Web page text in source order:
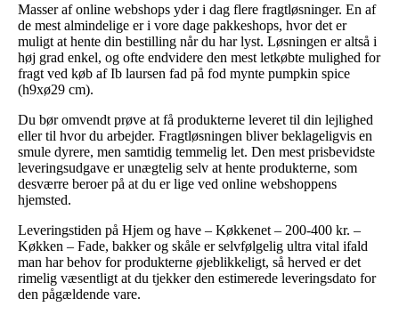
Masser af online webshops yder i dag flere fragtløsninger. En af
de mest almindelige er i vore dage pakkeshops, hvor det er
muligt at hente din bestilling når du har lyst. Løsningen er altså i
høj grad enkel, og ofte endvidere den mest letkøbte mulighed for
fragt ved køb af Ib laursen fad på fod mynte pumpkin spice
(h9xø29 cm).
Du bør omvendt prøve at få produkterne leveret til din lejlighed
eller til hvor du arbejder. Fragtløsningen bliver beklageligvis en
smule dyrere, men samtidig temmelig let. Den mest prisbevidste
leveringsudgave er unægtelig selv at hente produkterne, som
desværre beroer på at du er lige ved online webshoppens
hjemsted.
Leveringstiden på Hjem og have – Køkkenet – 200-400 kr. –
Køkken – Fade, bakker og skåle er selvfølgelig ultra vital ifald
man har behov for produkterne øjeblikkeligt, så herved er det
rimelig væsentligt at du tjekker den estimerede leveringsdato for
den pågældende vare.